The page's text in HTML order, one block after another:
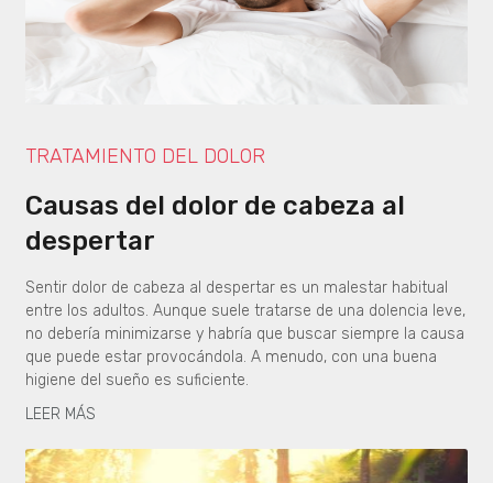
TRATAMIENTO DEL DOLOR
Causas del dolor de cabeza al
despertar
Sentir dolor de cabeza al despertar es un malestar habitual
entre los adultos. Aunque suele tratarse de una dolencia leve,
no debería minimizarse y habría que buscar siempre la causa
que puede estar provocándola. A menudo, con una buena
higiene del sueño es suficiente.
LEER MÁS